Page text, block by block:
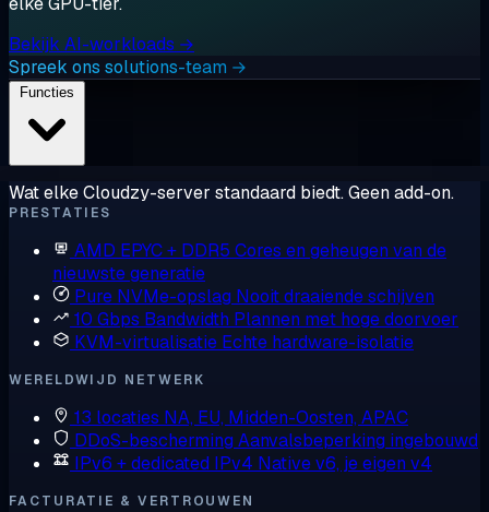
Bekijk AI-workloads →
Spreek ons solutions-team →
Wat elke Cloudzy-server standaard biedt. Geen add-on.
PRESTATIES
AMD EPYC + DDR5 Cores en geheugen van de
nieuwste generatie
Pure NVMe-opslag Nooit draaiende schijven
10 Gbps Bandwidth Plannen met hoge doorvoer
KVM-virtualisatie Echte hardware-isolatie
WERELDWIJD NETWERK
13 locaties NA, EU, Midden-Oosten, APAC
DDoS-bescherming Aanvalsbeperking ingebouwd
IPv6 + dedicated IPv4 Native v6, je eigen v4
FACTURATIE & VERTROUWEN